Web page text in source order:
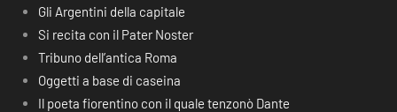
Gli Argentini della capitale
Si recita con il Pater Noster
Tribuno dell’antica Roma
Oggetti a base di caseina
Il poeta fiorentino con il quale tenzonò Dante